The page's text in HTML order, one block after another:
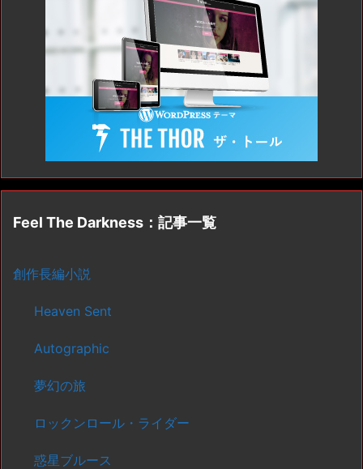
Feel The Darkness：記事一覧
創作長編小説
Heaven Sent
Autographic
夢幻の旅
ロックンロール・ライダー
惑星ブルース